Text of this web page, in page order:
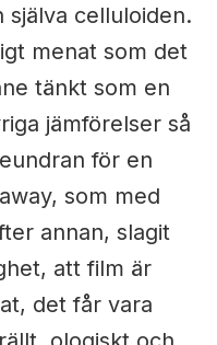
celluloiden.
menat som det
tänkt som en
jämförelser så
för en
som med
annan, slagit
att film är
det får vara